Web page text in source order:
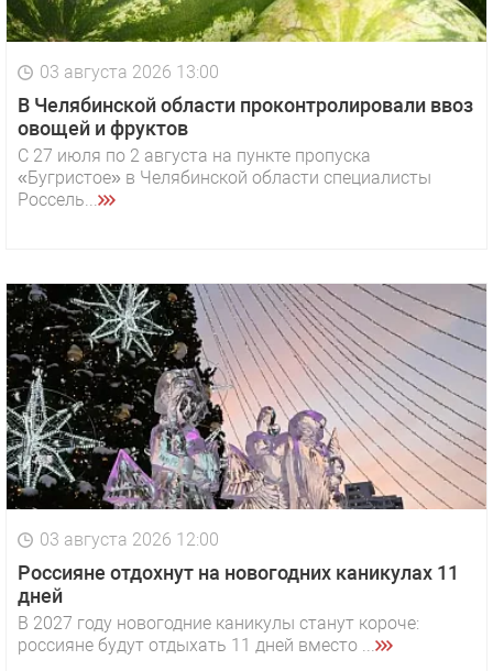
03 августа 2026 13:00
В Челябинской области проконтролировали ввоз
овощей и фруктов
С 27 июля по 2 августа на пункте пропуска
«Бугристое» в Челябинской области специалисты
Россель...
03 августа 2026 12:00
Россияне отдохнут на новогодних каникулах 11
дней
В 2027 году новогодние каникулы станут короче:
россияне будут отдыхать 11 дней вместо ...